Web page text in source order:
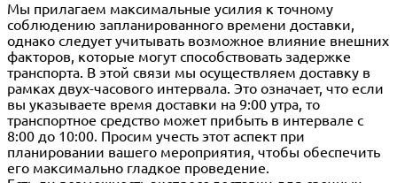
Мы прилагаем максимальные усилия к точному
соблюдению запланированного времени доставки,
однако следует учитывать возможное влияние внешних
факторов, которые могут способствовать задержке
транспорта. В этой связи мы осуществляем доставку в
рамках двух-часового интервала. Это означает, что если
вы указываете время доставки на 9:00 утра, то
транспортное средство может прибыть в интервале с
8:00 до 10:00. Просим учесть этот аспект при
планировании вашего мероприятия, чтобы обеспечить
его максимально гладкое проведение.